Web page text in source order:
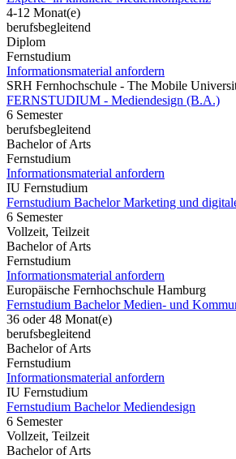
4-12 Monat(e)
berufsbegleitend
Diplom
Fernstudium
Informationsmaterial anfordern
SRH Fernhochschule - The Mobile
FERNSTUDIUM - Mediendesign (B.A.)
6 Semester
berufsbegleitend
Bachelor of Arts
Fernstudium
Informationsmaterial anfordern
IU Fernstudium
Fernstudium Bachelor Marketing und
6 Semester
Vollzeit, Teilzeit
Bachelor of Arts
Fernstudium
Informationsmaterial anfordern
Europäische Fernhochschule Hamburg
Fernstudium Bachelor Medien- und
36 oder 48 Monat(e)
berufsbegleitend
Bachelor of Arts
Fernstudium
Informationsmaterial anfordern
IU Fernstudium
Fernstudium Bachelor Mediendesign
6 Semester
Vollzeit, Teilzeit
Bachelor of Arts